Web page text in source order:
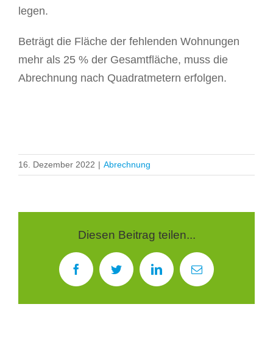
legen.
Beträgt die Fläche der fehlenden Wohnungen
mehr als 25 % der Gesamtfläche, muss die
Abrechnung nach Quadratmetern erfolgen.
16. Dezember 2022 | Abrechnung
Diesen Beitrag teilen...
FacebookTwitter LinkedInE-
Mail